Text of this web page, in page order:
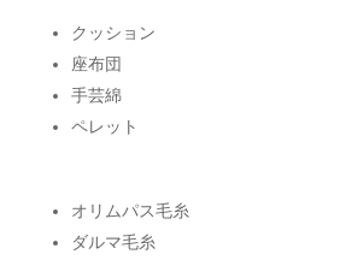
クッション
座布団
手芸綿
ペレット
オリムパス毛糸
ダルマ毛糸